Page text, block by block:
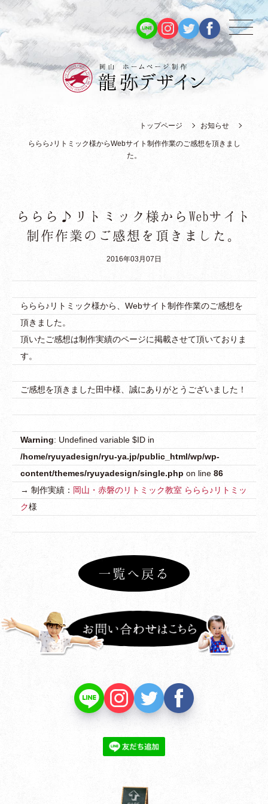
トップページ お知らせ
ららら♪リトミック様からWebサイト制作作業のご感想を頂きまし
た。
ららら♪リトミック様からWebサイト
制作作業のご感想を頂きました。
2016年03月07日
ららら♪リトミック様から、Webサイト制作作業のご感想を
頂きました。
頂いたご感想は制作実績のページに掲載させて頂いておりま
す。
ご感想を頂きました田中様、誠にありがとうございました！
Warning: Undefined variable $ID in
/home/ryuyadesign/ryu-ya.jp/public_html/wp/wp-
content/themes/ryuyadesign/single.php on line 86
→ 制作実績： 岡山・赤磐のリトミック教室 ららら♪リトミッ
ク様
一覧へ戻る
トップページ
龍弥デザインとは
制作実績
制作料金
よくあるご質問
お問い合わせ
ブログ
サイトマップ